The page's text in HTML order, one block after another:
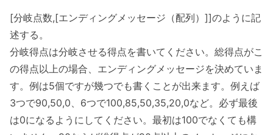
[分岐点数,[エンディングメッセージ（配列）]]のように記
述する。
分岐得点は分岐させる得点を書いてください。総得点がこ
の得点以上の場合、エンディングメッセージを決めていま
す。例は5個ですが幾つでも書くことが出来ます。例えば
3つで90,50,0、6つで100,85,50,35,20,0など。必ず最後
は0になるようにしてください。最初は100でなくても構